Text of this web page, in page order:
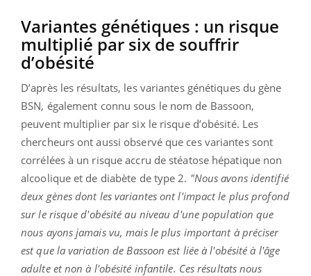
Variantes génétiques : un risque
multiplié par six de souffrir
d’obésité
D’après les résultats, les variantes génétiques du gène
BSN, également connu sous le nom de Bassoon,
peuvent multiplier par six le risque d’obésité. Les
chercheurs ont aussi observé que ces variantes sont
corrélées à un risque accru de stéatose hépatique non
alcoolique et de diabète de type 2. "Nous avons identifié
deux gènes dont les variantes ont l'impact le plus profond
sur le risque d'obésité au niveau d'une population que
nous ayons jamais vu, mais le plus important à préciser
est que la variation de Bassoon est liée à l'obésité à l'âge
adulte et non à l'obésité infantile. Ces résultats nous